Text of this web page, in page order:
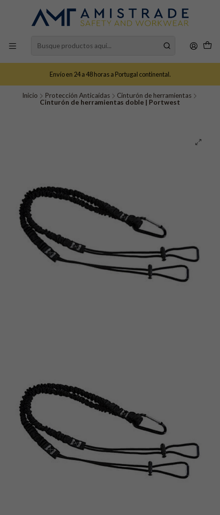
Envío en 24 a 48 horas a Portugal continental.
Inicio Protección Anticaídas
Cinturón de herramientas
Cinturón de herramientas doble | Portwest